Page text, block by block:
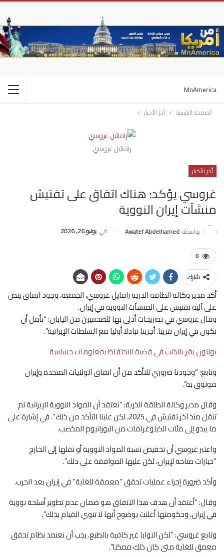
MnAmerica
الصفحة الرئيسية أخر الأخبار
رافائيل غروسي
أخر الأخبار
غروسي يؤكد: هناك اتفاق على تفتيش
منشآت إيران النووية
بواسطة Awatef Abdelhamed في يونيو 26, 2026
0
شارك
أكد مدير وكالة الطاقة الذرية رافايل غروسي، الجمعة، وجود اتفاق ينص
على آلية تفتيش على المنشآت النووية في إيران.
وقال غروسي في تصريحات أدلى بها للصحفيين من اليابان: “نأمل أن
نكون في إيران قريبا. أجرينا تبادلا أوليا مع السلطات الإيرانية”.
بولتون يقر بالذنب في قضية الاحتفاظ بمعلومات حساسة
وتابع: “وجودنا ضروري للتأكد من أن اتفاق الولايات المتحدة وإيران
موثوق به”.
وقال مدير وكالة الطاقة الذرية: “نعتقد أن المواد النووية الإيرانية لم
تنقل منذ آخر تفتيش في 2025، لكن علينا التأكد من ذلك”، في إشارة على
ما يبدو إلى مئات الكيلوغرامات من اليورانيوم المخصب.
واعتبر غروسي أن تخفيض نسبة المواد النووية أو نقلها إلى الخارج
“خيارات متاحة لإيران، لكن عليها الموافقة على ذلك”.
وأكد ضرورة إجراء عمليات تحقق “معمقة للغاية” في إيران بعد الحرب.
وقال: “أعتقد أن هدف هذا الاتفاق هو ضمان عدم تطوير أسلحة نووية
في إيران، وحكومتها أعلنت بوضوح أنها لا تنوي القيام بذلك”.
وتابع غروسي: “لكن النوايا غير كافية بالطبع. يجب أن نعتمد نظام تحقق
معمق للغاية متى كان ذلك ممكنا”.